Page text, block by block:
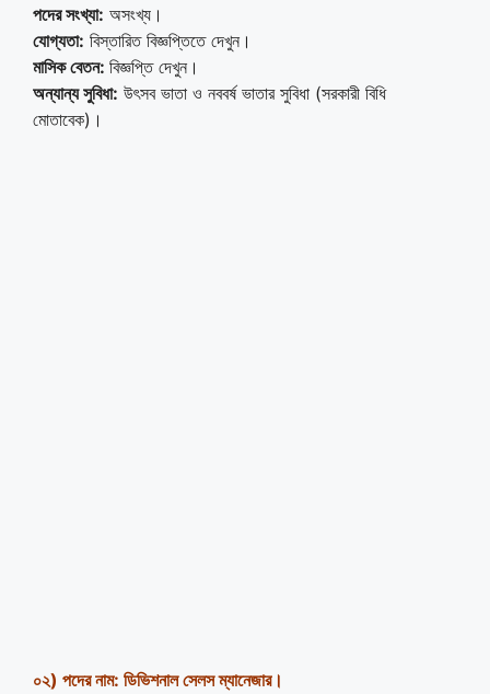
পদের সংখ্যা: অসংখ্য।
যোগ্যতা: বিস্তারিত বিজ্ঞপ্তিতে দেখুন।
মাসিক বেতন: বিজ্ঞপ্তি দেখুন।
অন্যান্য সুবিধা: উৎসব ভাতা ও নববর্ষ ভাতার সুবিধা (সরকারী বিধি
মোতাবেক)।
০২) পদের নাম: ডিভিশনাল সেলস ম্যানেজার।